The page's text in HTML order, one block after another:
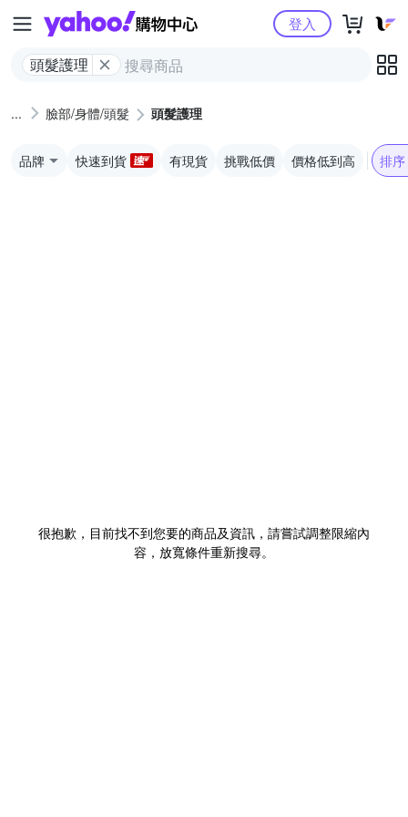
Yahoo購物中心
頭髮護理
登入
臉部/身體/頭髮 頭髮護理
品牌 快速到貨 有現貨 挑戰低價 價格低到高 排序
很抱歉，目前找不到您要的商品及資訊，請嘗試調整限縮內
容，放寬條件重新搜尋。